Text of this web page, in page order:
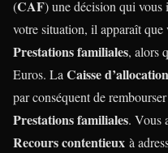
(CAF) une décision qui vous
votre situation, il apparaît
Prestations familiales, alors
Euros. LaCaisse
par conséquent de
Prestations familiales. Vous
Recours contentieux à